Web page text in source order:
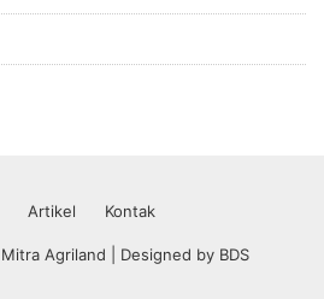
Artikel Kontak
Agriland | Designed by BDS